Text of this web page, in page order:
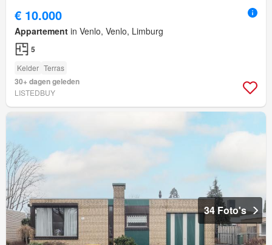
€ 10.000
Appartement in Venlo, Venlo, Limburg
5
Kelder Terras
30+ dagen geleden
LISTEDBUY
34 Foto's